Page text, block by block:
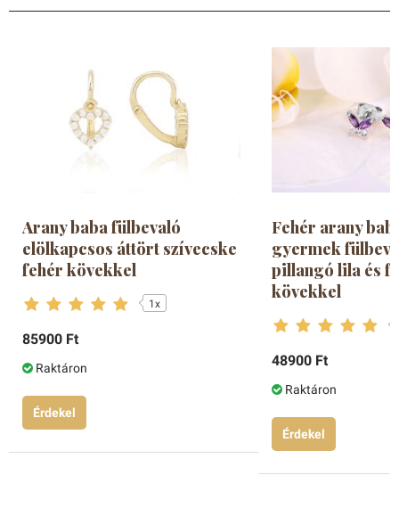
Arany baba fülbevaló
elölkapcsos áttört szívecske
fehér kövekkel
1x
85900 Ft
Raktáron
Érdekel
Fehér arany
gyermek
pillangó lila és
kövekkel
48900 Ft
Raktáron
Érdekel